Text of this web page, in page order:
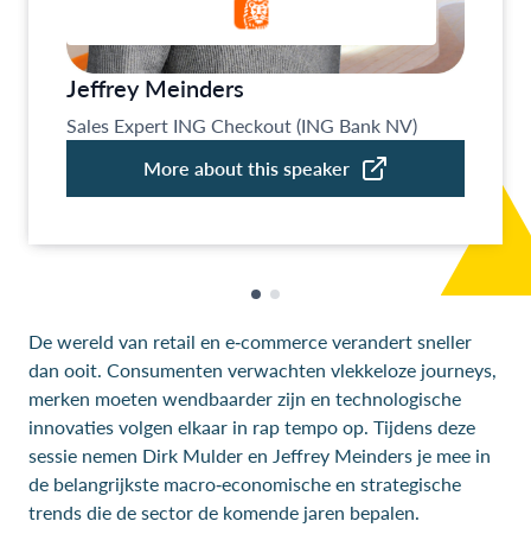
De wereld van retail en e‑commerce verandert sneller
dan ooit. Consumenten verwachten vlekkeloze journeys,
merken moeten wendbaarder zijn en technologische
innovaties volgen elkaar in rap tempo op. Tijdens deze
sessie nemen Dirk Mulder en Jeffrey Meinders je mee in
de belangrijkste macro‑economische en strategische
trends die de sector de komende jaren bepalen.